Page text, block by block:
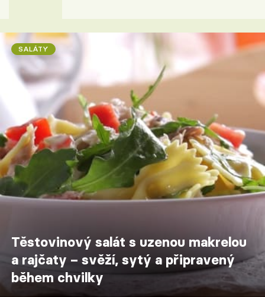
SALÁTY
Těstovinový salát s uzenou makrelou
a rajčaty – svěží, sytý a připravený
během chvilky